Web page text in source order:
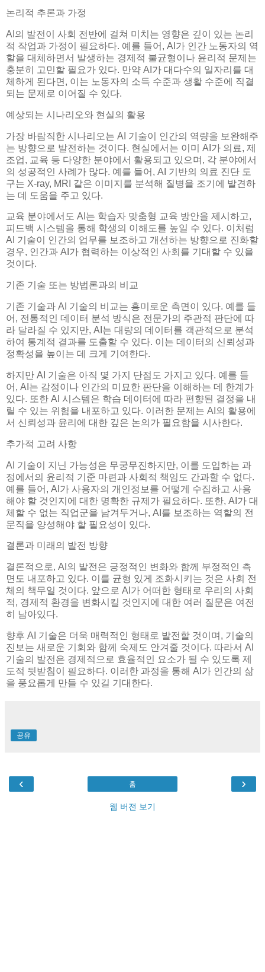
논리적 추론과 가정
AI의 발전이 사회 전반에 걸쳐 미치는 영향은 깊이 있는 논리
적 작업과 가정이 필요하다. 예를 들어, AI가 인간 노동자의 역
할을 대체하면서 발생하는 경제적 불균형이나 윤리적 문제는
충분히 고민할 필요가 있다. 만약 AI가 대다수의 일자리를 대
체하게 된다면, 이는 노동자의 소득 수준과 생활 수준에 직결
되는 문제로 이어질 수 있다.
예상되는 시나리오와 현실의 활용
가장 바람직한 시나리오는 AI 기술이 인간의 역량을 보완해주
는 방향으로 발전하는 것이다. 현실에서는 이미 AI가 의료, 제
조업, 교육 등 다양한 분야에서 활용되고 있으며, 각 분야에서
의 성공적인 사례가 많다. 예를 들어, AI 기반의 의료 진단 도
구는 X-ray, MRI 같은 이미지를 분석해 질병을 조기에 발견하
는 데 도움을 주고 있다.
교육 분야에서도 AI는 학습자 맞춤형 교육 방안을 제시하고,
피드백 시스템을 통해 학생의 이해도를 높일 수 있다. 이처럼
AI 기술이 인간의 업무를 보조하고 개선하는 방향으로 진화할
경우, 인간과 AI가 협력하는 이상적인 사회를 기대할 수 있을
것이다.
기존 기술 또는 방법론과의 비교
기존 기술과 AI 기술의 비교는 흥미로운 측면이 있다. 예를 들
어, 전통적인 데이터 분석 방식은 전문가의 주관적 판단에 따
라 달라질 수 있지만, AI는 대량의 데이터를 객관적으로 분석
하여 통계적 결과를 도출할 수 있다. 이는 데이터의 신뢰성과
정확성을 높이는 데 크게 기여한다.
하지만 AI 기술은 아직 몇 가지 단점도 가지고 있다. 예를 들
어, AI는 감정이나 인간의 미묘한 판단을 이해하는 데 한계가
있다. 또한 AI 시스템은 학습 데이터에 따라 편향된 결정을 내
릴 수 있는 위험을 내포하고 있다. 이러한 문제는 AI의 활용에
서 신뢰성과 윤리에 대한 깊은 논의가 필요함을 시사한다.
추가적 고려 사항
AI 기술이 지닌 가능성은 무궁무진하지만, 이를 도입하는 과
정에서의 윤리적 기준 마련과 사회적 책임도 간과할 수 없다.
예를 들어, AI가 사용자의 개인정보를 어떻게 수집하고 사용
해야 할 것인지에 대한 명확한 규제가 필요하다. 또한, AI가 대
체할 수 없는 직업군을 남겨두거나, AI를 보조하는 역할의 전
문직을 양성해야 할 필요성이 있다.
결론과 미래의 발전 방향
결론적으로, AI의 발전은 긍정적인 변화와 함께 부정적인 측
면도 내포하고 있다. 이를 균형 있게 조화시키는 것은 사회 전
체의 책무일 것이다. 앞으로 AI가 어떠한 형태로 우리의 사회
적, 경제적 환경을 변화시킬 것인지에 대한 여러 질문은 여전
히 남아있다.
향후 AI 기술은 더욱 매력적인 형태로 발전할 것이며, 기술의
진보는 새로운 기회와 함께 숙제도 안겨줄 것이다. 따라서 AI
기술의 발전은 경제적으로 효율적인 요소가 될 수 있도록 제
도적 뒷받침이 필요하다. 이러한 과정을 통해 AI가 인간의 삶
을 풍요롭게 만들 수 있길 기대한다.
공유
‹ ›
홈
웹 버전 보기